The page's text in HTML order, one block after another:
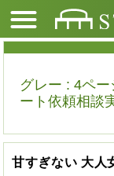
グレー : 4ペ
ート依頼相談
甘すぎない 大人